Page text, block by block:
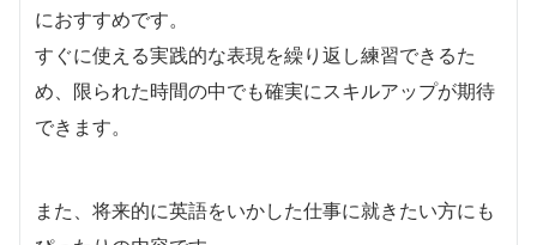
におすすめです。
すぐに使える実践的な表現を繰り返し練習できるた
め、限られた時間の中でも確実にスキルアップが期待
できます。
また、将来的に英語をいかした仕事に就きたい方にも